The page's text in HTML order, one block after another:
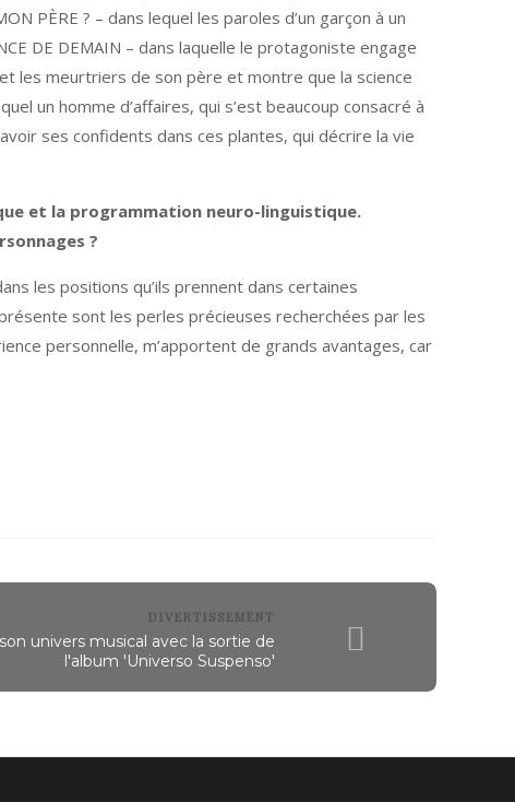
PÈRE ? – dans lequel les paroles d’un garçon à un
DE DEMAIN – dans laquelle le protagoniste engage
les meurtriers de son père et montre que la science
un homme d’affaires, qui s’est beaucoup consacré à
ses confidents dans ces plantes, qui décrire la vie
et la programmation neuro-linguistique.
?
les positions qu’ils prennent dans certaines
sont les perles précieuses recherchées par les
personnelle, m’apportent de grands avantages, car
DIVERTISSEMENT
univers musical avec la sortie de
l'album 'Universo Suspenso'